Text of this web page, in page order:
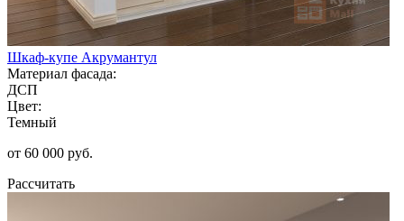
Шкаф-купе Акрумантул
Материал фасада:
ДСП
Цвет:
Темный
от 60 000 руб.
Рассчитать